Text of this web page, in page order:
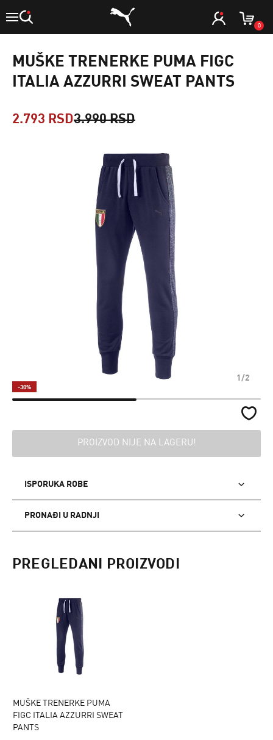
0
MUŠKE TRENERKE PUMA FIGC
ITALIA AZZURRI SWEAT PANTS
2.793 RSD3.990 RSD
1/2
-30%
PROIZVOD NIJE NA LAGERU!
ISPORUKA ROBE
PRONAĐI U RADNJI
PREGLEDANI PROIZVODI
MUŠKE TRENERKE PUMA
FIGC ITALIA AZZURRI SWEAT
PANTS